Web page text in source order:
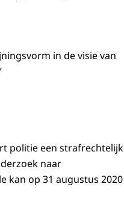
in de visie van
politie een strafrechtelijk
naar
kan op 31 augustus 2020